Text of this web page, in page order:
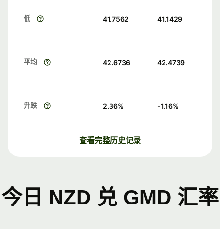
低 41.7562 41.1429
平均 42.6736 42.4739
升跌 2.36% -1.16%
查看完整历史记录
今日 NZD 兑 GMD 汇率